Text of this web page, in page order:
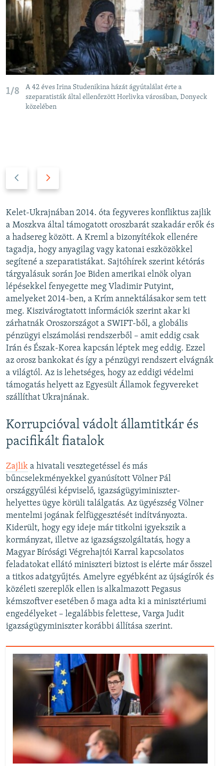
1/8
A 42 éves Irina Studenikina házát ágyútalálat érte a
szeparatisták által ellenőrzött Horlivka városában, Donyeck
közelében
v
i
o
u
s
s
l
i
d
e
t
s
l
i
d
e
Kelet-Ukrajnában 2014. óta fegyveres konfliktus zajlik
a Moszkva által támogatott oroszbarát szakadár erők és
a hadsereg között. A Kreml a bizonyítékok ellenére
tagadja, hogy anyagilag vagy katonai eszközökkel
segítené a szeparatistákat. Sajtóhírek szerint kétórás
tárgyalásuk során Joe Biden amerikai elnök olyan
lépésekkel fenyegette meg Vladimir Putyint,
amelyeket 2014-ben, a Krím annektálásakor sem tett
meg. Kiszivárogtatott információk szerint akar ki
zárhatnák Oroszországot a SWIFT-ből, a globális
pénzügyi elszámolási rendszerből – amit eddig csak
Irán és Észak-Korea kapcsán léptek meg eddig. Ezzel
az orosz bankokat és így a pénzügyi rendszert elvágnák
a világtól. Az is lehetséges, hogy az eddigi védelmi
támogatás helyett az Egyesült Államok fegyvereket
szállíthat Ukrajnának.
Korrupcióval vádolt államtitkár és
pacifikált fiatalok
Zajlik a hivatali vesztegetéssel és más
bűncselekményekkel gyanúsított Völner Pál
országgyűlési képviselő, igazságügyiminiszter-
helyettes ügye körüli találgatás. Az ügyészség Völner
mentelmi jogának felfüggesztését indítványozta.
Kiderült, hogy egy ideje már titkolni igyekszik a
kormányzat, illetve az igazságszolgáltatás, hogy a
Magyar Bírósági Végrehajtói Karral kapcsolatos
feladatokat ellátó miniszteri biztost is elérte már ősszel
a titkos adatgyűjtés. Amelyre egyébként az újságírók és
közéleti szereplők ellen is alkalmazott Pegasus
kémszoftver esetében ő maga adta ki a minisztériumi
engedélyeket – legalábbis felettese, Varga Judit
igazságügyminiszter korábbi állítása szerint.